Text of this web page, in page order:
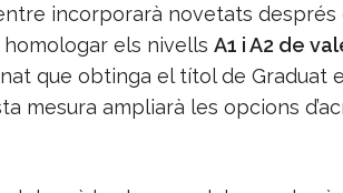
incorporarà novetats després
els nivells A1 i A2 de
que obtinga el títol de Graduat
mesura ampliarà les opcions